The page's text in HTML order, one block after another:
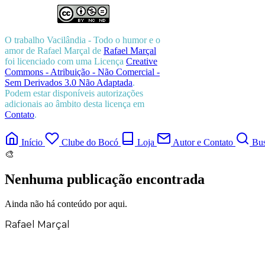
O trabalho Vacilândia - Todo o humor e o
amor de Rafael Marçal de Rafael Marçal
foi licenciado com uma Licença Creative
Commons - Atribuição - Não Comercial -
Sem Derivados 3.0 Não Adaptada.
Podem estar disponíveis autorizações
adicionais ao âmbito desta licença em
Contato.
Início Clube do Bocó Loja Autor e Contato
🎨
Nenhuma publicação encontrada
Ainda não há conteúdo por aqui.
Rafael Marçal